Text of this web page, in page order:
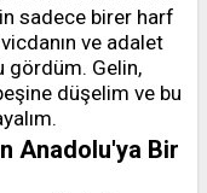
sadece birer harf
vicdanın ve adalet
gördüm. Gelin,
düşelim ve bu
Anadolu'ya Bir